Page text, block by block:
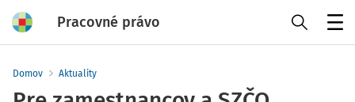
Pracovné právo
Domov Aktuality